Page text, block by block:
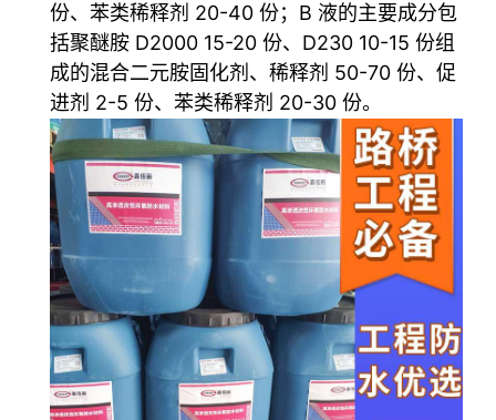
份、苯类稀释剂 20-40 份；B 液的主要成分包
括聚醚胺 D2000 15-20 份、D230 10-15 份组
成的混合二元胺固化剂、稀释剂 50-70 份、促
进剂 2-5 份、苯类稀释剂 20-30 份。